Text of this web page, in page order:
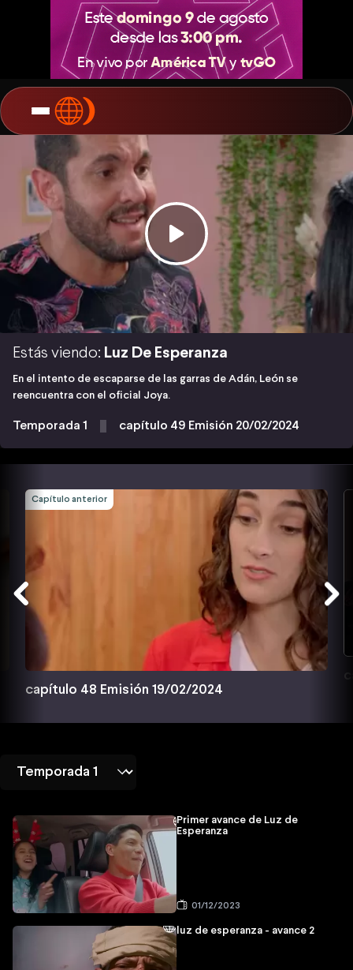
Estás viendo: Luz De Esperanza
En el intento de escaparse de las garras de Adán, León se
reencuentra con el oficial Joya.
Temporada 1 capítulo 49 Emisión 20/02/2024
Capítulo anterior
capítulo 48 Emisión 19/02/2024
Primer avance de Luz de
Esperanza
01/12/2023
luz de esperanza - avance 2